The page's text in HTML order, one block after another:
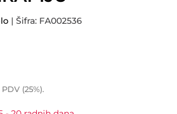
| Šifra: FA002536
(25%).